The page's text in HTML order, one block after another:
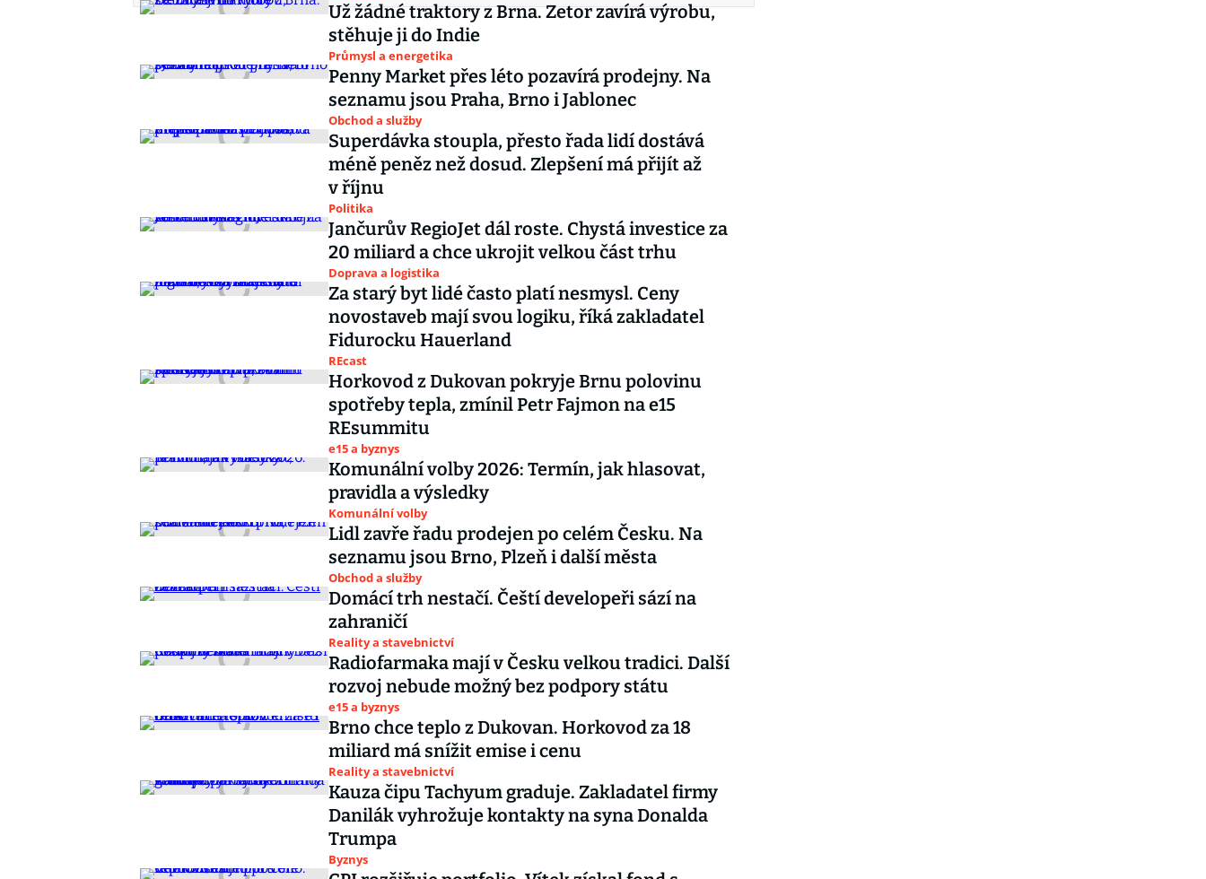
Už žádné traktory z Brna. Zetor zavírá výrobu,
stěhuje ji do Indie
Průmysl a energetika
Penny Market přes léto pozavírá prodejny. Na
seznamu jsou Praha, Brno i Jablonec
Obchod a služby
Superdávka stoupla, přesto řada lidí dostává
méně peněz než dosud. Zlepšení má přijít až
v říjnu
Politika
Jančurův RegioJet dál roste. Chystá investice za
20 miliard a chce ukrojit velkou část trhu
Doprava a logistika
Za starý byt lidé často platí nesmysl. Ceny
novostaveb mají svou logiku, říká zakladatel
Fidurocku Hauerland
REcast
Horkovod z Dukovan pokryje Brnu polovinu
spotřeby tepla, zmínil Petr Fajmon na e15
REsummitu
e15 a byznys
Komunální volby 2026: Termín, jak hlasovat,
pravidla a výsledky
Komunální volby
Lidl zavře řadu prodejen po celém Česku. Na
seznamu jsou Brno, Plzeň i další města
Obchod a služby
Domácí trh nestačí. Čeští developeři sází na
zahraničí
Reality a stavebnictví
Radiofarmaka mají v Česku velkou tradici. Další
rozvoj nebude možný bez podpory státu
e15 a byznys
Brno chce teplo z Dukovan. Horkovod za 18
miliard má snížit emise i cenu
Reality a stavebnictví
Kauza čipu Tachyum graduje. Zakladatel firmy
Danilák vyhrožuje kontakty na syna Donalda
Trumpa
Byznys